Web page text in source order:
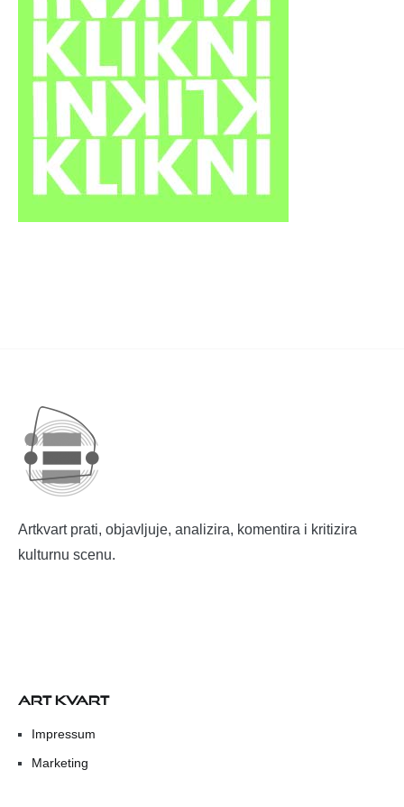
Artkvart prati, objavljuje, analizira, komentira i kritizira
kulturnu scenu.
ART KVART
Impressum
Marketing